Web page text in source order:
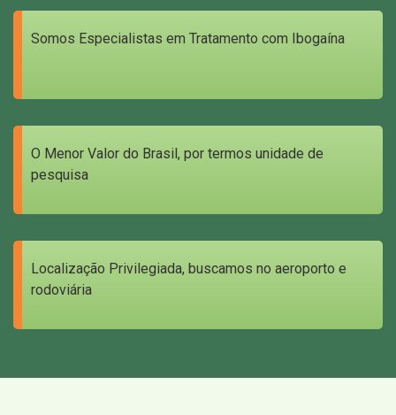
Somos Especialistas em Tratamento com Ibogaína
O Menor Valor do Brasil, por termos unidade de
pesquisa
Localização Privilegiada, buscamos no aeroporto e
rodoviária